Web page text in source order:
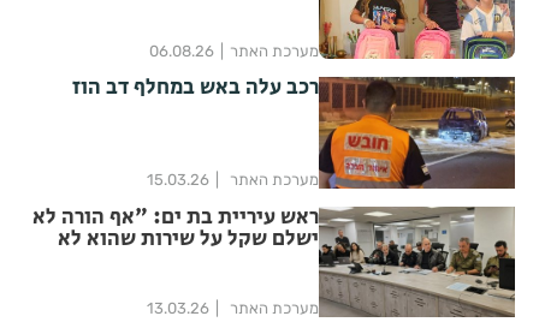
מערכת האתר 06.08.26
רכב עלה באש במחלף דב הוז
מערכת האתר 15.03.26
ראש עיריית בת ים: "אף הורה לא
ישלם שקל על שירות שהוא לא
מערכת האתר 13.03.26